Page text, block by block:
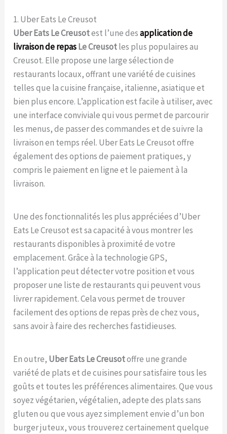
1. Uber Eats Le Creusot
Uber Eats Le Creusotest l’une desapplication de
livraison de repasLe Creusotles plus populaires au
Creusot. Elle propose une large sélection de
restaurants locaux, offrant une variété de cuisines
telles que la cuisine française, italienne, asiatique et
bien plus encore. L’application est facile à utiliser, avec
une interface conviviale qui vous permet de parcourir
les menus, de passer des commandes et de suivre la
livraison en temps réel. Uber Eats Le Creusot offre
également des options de paiement pratiques, y
compris le paiement en ligne et le paiement à la
livraison.
Une des fonctionnalités les plus appréciées d’Uber
Eats Le Creusot est sa capacité à vous montrer les
restaurants disponibles à proximité de votre
emplacement. Grâce à la technologie GPS,
l’application peut détecter votre position et vous
proposer une liste de restaurants qui peuvent vous
livrer rapidement. Cela vous permet de trouver
facilement des options de repas près de chez vous,
sans avoir à faire des recherches fastidieuses.
En outre, Uber Eats Le Creusotoffre une grande
variété de plats et de cuisines pour satisfaire tous les
goûts et toutes les préférences alimentaires. Que vous
soyez végétarien, végétalien, adepte des plats sans
gluten ou que vous ayez simplement envie d’un bon
burger juteux, vous trouverez certainement quelque